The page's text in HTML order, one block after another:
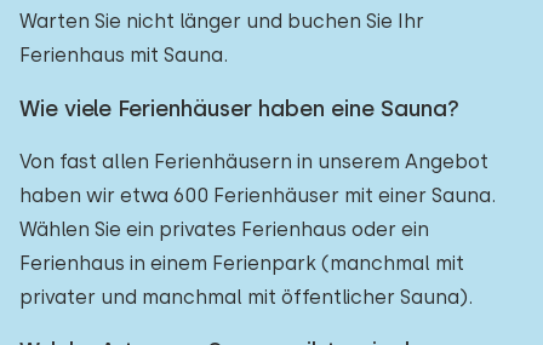
Warten Sie nicht länger und buchen Sie Ihr
Ferienhaus mit Sauna.
Wie viele Ferienhäuser haben eine Sauna?
Von fast allen Ferienhäusern in unserem Angebot
haben wir etwa 600 Ferienhäuser mit einer Sauna.
Wählen Sie ein privates Ferienhaus oder ein
Ferienhaus in einem Ferienpark (manchmal mit
privater und manchmal mit öffentlicher Sauna).